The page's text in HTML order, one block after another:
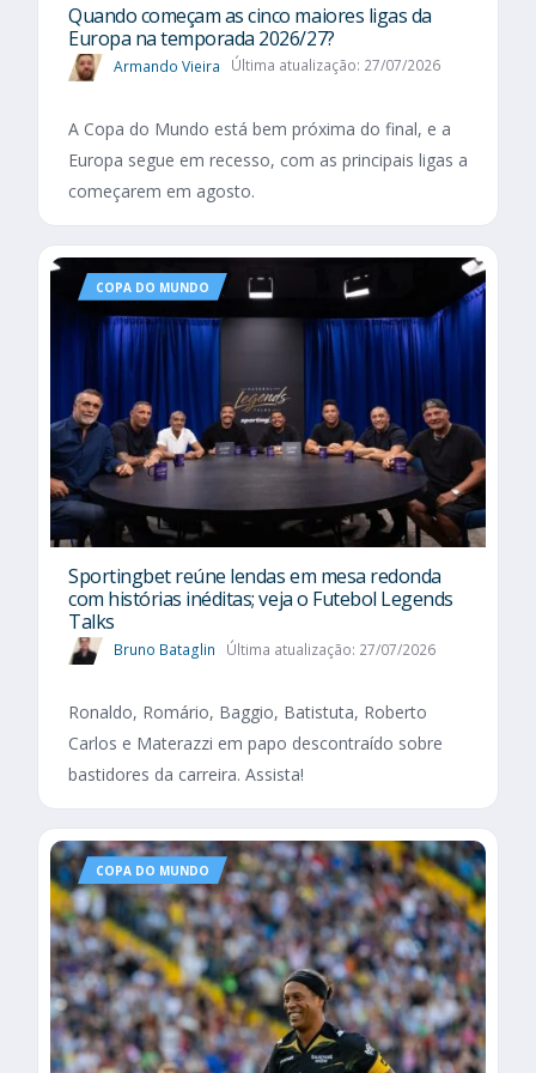
Quando começam as cinco maiores ligas da
Europa na temporada 2026/27?
Armando Vieira Última atualização: 27/07/2026
A Copa do Mundo está bem próxima do final, e a
Europa segue em recesso, com as principais ligas a
começarem em agosto.
COPA DO MUNDO
Sportingbet reúne lendas em mesa redonda
com histórias inéditas; veja o Futebol Legends
Talks
Bruno Bataglin Última atualização: 27/07/2026
Ronaldo, Romário, Baggio, Batistuta, Roberto
Carlos e Materazzi em papo descontraído sobre
bastidores da carreira. Assista!
COPA DO MUNDO